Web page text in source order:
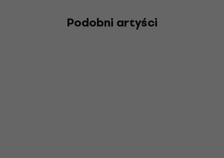
Podobni artyści